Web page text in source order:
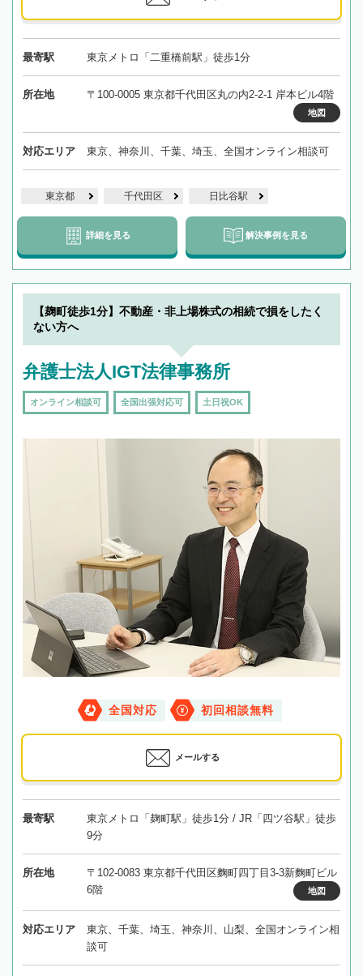
最寄駅 東京メトロ「二重橋前駅」徒歩1分
所在地 〒100-0005 東京都千代田区丸の内2-2-1 岸本ビル4階
地図
対応エリア 東京、神奈川、千葉、埼玉、全国オンライン相談可
東京都 千代田区 日比谷駅
詳細を見る 解決事例を見る
【麹町徒歩1分】不動産・非上場株式の相続で損をしたく
ない方へ
弁護士法人IGT法律事務所
オンライン相談可 全国出張対応可 土日祝OK
全国対応 初回相談無料
メールする
最寄駅
東京メトロ「麹町駅」徒歩1分 / JR「四ツ谷駅」徒歩
9分
所在地
〒102-0083 東京都千代田区麴町四丁目3-3新麴町ビル
6階
地図
対応エリア
東京、千葉、埼玉、神奈川、山梨、全国オンライン相
談可